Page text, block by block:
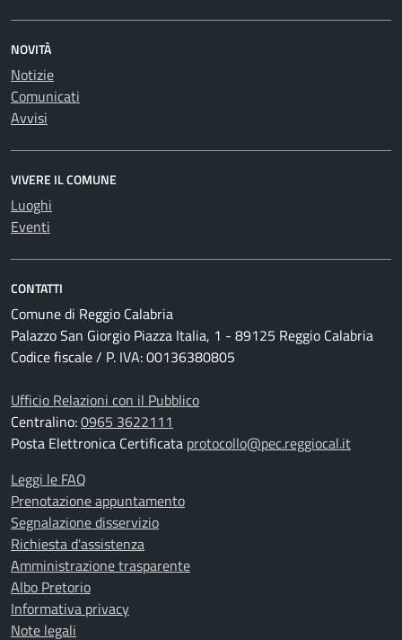
NOVITÀ
Notizie
Comunicati
Avvisi
VIVERE IL COMUNE
Luoghi
Eventi
CONTATTI
Comune di Reggio Calabria
Palazzo San Giorgio Piazza Italia, 1 - 89125 Reggio Calabria
Codice fiscale / P. IVA: 00136380805
Ufficio Relazioni con il Pubblico
Centralino:0965 3622111
Posta Elettronica Certificata protocollo@pec.reggiocal.it
Leggi le FAQ
Prenotazione appuntamento
Segnalazione disservizio
Richiesta d'assistenza
Amministrazione trasparente
Albo Pretorio
Informativa privacy
Note legali